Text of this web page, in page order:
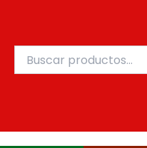
contenido
por: